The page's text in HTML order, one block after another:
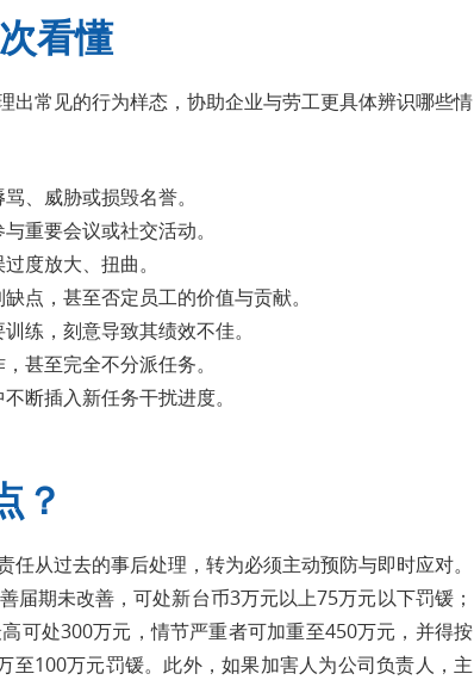
看懂
出常见的行为样态，协助企业与劳工更具体辨识哪些情
、威胁或损毁名誉。
重要会议或社交活动。
度放大、扭曲。
点，甚至否定员工的价值与贡献。
练，刻意导致其绩效不佳。
甚至完全不分派任务。
断插入新任务干扰进度。
？
从过去的事后处理，转为必须主动预防与即时应对。
期未改善，可处新台币3万元以上75万元以下罚锾；
可处300万元，情节严重者可加重至450万元，并得按
100万元罚锾。此外，如果加害人为公司负责人，主